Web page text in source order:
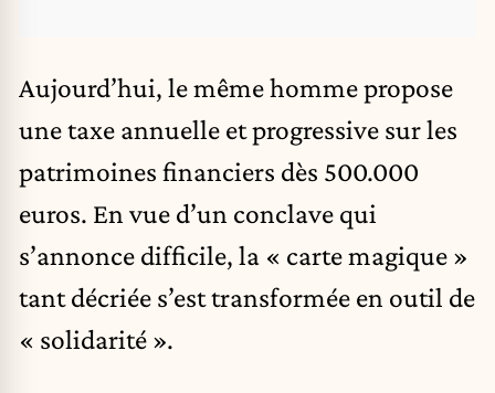
Aujourd’hui, le même homme propose
une taxe annuelle et progressive sur les
patrimoines financiers dès 500.000
euros. En vue d’un conclave qui
s’annonce difficile, la « carte magique »
tant décriée s’est transformée en outil de
« solidarité ».